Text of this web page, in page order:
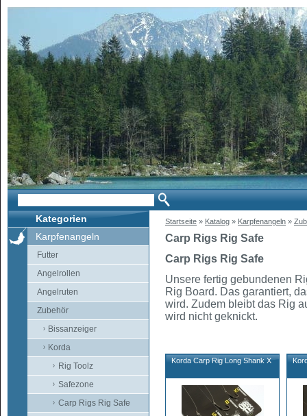
Kategorien
Karpfenangeln
Futter
Angelrollen
Angelruten
Zubehör
Bissanzeiger
Korda
Rig Toolz
Safezone
Carp Rigs Rig Safe
Startseite » Katalog » Karpfenangeln »
Carp Rigs Rig Safe
Carp Rigs Rig Safe
Unsere fertig gebundenen
Rig Board. Das garantiert,
wird. Zudem bleibt das Rig
wird nicht geknickt.
Korda Carp Rig Long Shank X